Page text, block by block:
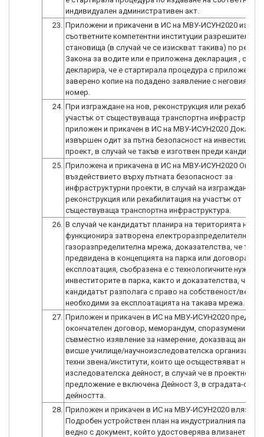
индивидуален административен акт.
23. Приложени и прикачени в ИС на МВУ-ИСУН2020
съответните компетентни институции разрешителни/
становища (в случай че се изискват такива) по реда
Закона за водите или е приложена декларация , с
декларира, че е стартирала процедура с приложено
заверено копие на подадено заявление с неговия
номер.
24. При изграждане на нов, реконструкция или
участък от съществуваща транспортна
приложен и прикачен в ИС на МВУ-ИСУН2020 Доклад
извършен одит за пътна безопасност на
проект, в случай че такъв е изготвен преди
25. Приложена и прикачена в ИС на МВУ-ИСУН2020
въздействието върху пътната безопасност за
инфраструктурни проекти, в случай на изграждане на
реконструкция или рехабилитация на участък от
съществуваща транспортна инфраструктура.
26. В случай че кандидатът планира на територията на
функционира затворена електроразпределителна и/
газоразпределителна мрежа, доказателства, че
предвидена в концепцията на парка или договора за
експлоатация, съобразена е с технологичните нужди
инвеститорите в парка, както и доказателства, че
кандидатът разполага с право на собственост/вещни
необходими за експлоатацията на такава мрежа.
27. Приложен и прикачен в ИС на МВУ-ИСУН2020
окончателен договор, меморандум, споразумение или
съвместно изявление за намерение, доказващ
висше училище/научноизследователска организация
техни звена/институти, които ще осъществяват
изследователска дейност, в случай че в проектното
предложение е включена Дейност 3, в сградата-
дейността.
28. Приложен и прикачен в ИС на МВУ-ИСУН2020 влязъл
Подробен устройствен план на индустриалния парк/
ведно с документ, който удостоверява влизането му